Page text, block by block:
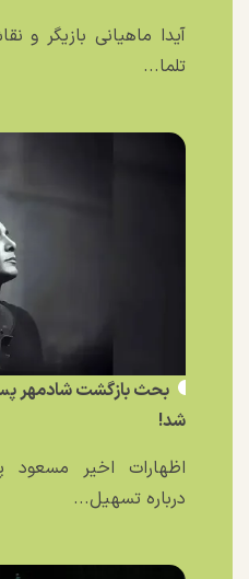
آیدا ماهیانی بازیگر و
تلما...
بحث بازگشت شادمهر
شد!
اظهارات اخیر مسعود
درباره تسهیل...